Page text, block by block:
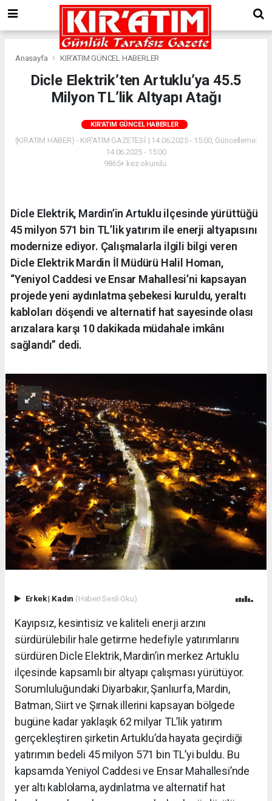
Anasayfa KIR'ATIM GÜNCEL HABERLER
Dicle Elektrik’ten Artuklu’ya 45.5
Milyon TL’lik Altyapı Atağı
KIR'ATIM GÜNCEL HABERLER
(KIRATIM HABER) - KIR'ATIM GAZETESİ | 14.06.2025 - 15:00, Güncelleme:
14.06.2025 - 15:00
9865+ kez okundu.
Dicle Elektrik, Mardin’in Artuklu ilçesinde yürüttüğü
45 milyon 571 bin TL’lik yatırım ile enerji altyapısını
modernize ediyor. Çalışmalarla ilgili bilgi veren
Dicle Elektrik Mardin İl Müdürü Halil Homan,
“Yeniyol Caddesi ve Ensar Mahallesi’ni kapsayan
projede yeni aydınlatma şebekesi kuruldu, yeraltı
kabloları döşendi ve alternatif hat sayesinde olası
arızalara karşı 10 dakikada müdahale imkânı
sağlandı” dedi.
Erkek| Kadın (Haberi Sesli Oku)
Kayıpsız, kesintisiz ve kaliteli enerji arzını
sürdürülebilir hale getirme hedefiyle yatırımlarını
sürdüren Dicle Elektrik, Mardin’in merkez Artuklu
ilçesinde kapsamlı bir altyapı çalışması yürütüyor.
Sorumluluğundaki Diyarbakır, Şanlıurfa, Mardin,
Batman, Siirt ve Şırnak illerini kapsayan bölgede
bugüne kadar yaklaşık 62 milyar TL’lik yatırım
gerçekleştiren şirketin Artuklu’da hayata geçirdiği
yatırımın bedeli 45 milyon 571 bin TL’yi buldu. Bu
kapsamda Yeniyol Caddesi ve Ensar Mahallesi’nde
yer altı kablolama, aydınlatma ve alternatif hat